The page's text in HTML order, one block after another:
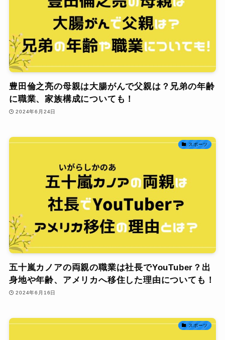
豊田倫之亮の母親は大腸がんで父親は？兄弟の年齢
に職業、家族構成についても！
2024年6月24日
スポーツ
五十嵐カノアの両親の職業は社長でYouTuber？出
身地や年齢、アメリカへ移住した理由についても！
2024年6月16日
スポーツ